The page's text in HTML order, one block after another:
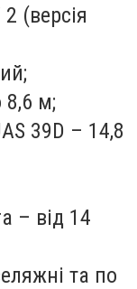
(версія
8,6 м;
39D – 14,8
– від 14
та по